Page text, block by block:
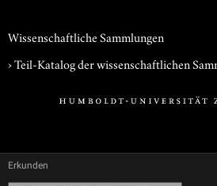
Wissenschaftliche Sammlungen
› Teil-Katalog der wissenschaftlichen
Erkunden